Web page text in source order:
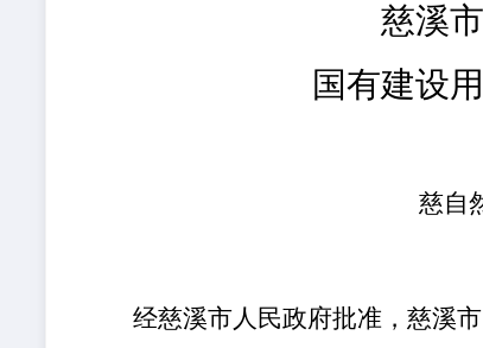
慈溪
国有建设
慈自
经慈溪市人民政府批准，慈溪